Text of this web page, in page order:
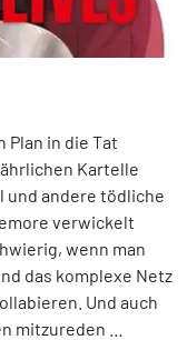
Plan in die Tat
Kartelle
andere tödliche
verwickelt
wenn man
das komplexe Netz
Und auch
mitzureden …